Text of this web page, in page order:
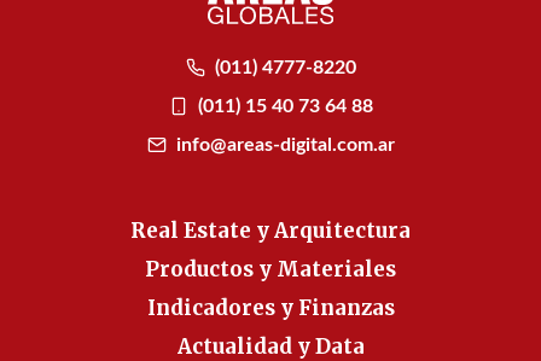
(011) 4777-8220
(011) 15 40 73 64 88
info@areas-digital.com.ar
Real Estate y Arquitectura
Productos y Materiales
Indicadores y Finanzas
Actualidad y Data